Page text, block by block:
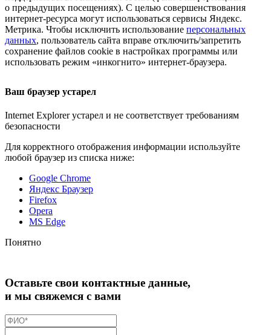
о предыдущих посещениях). С целью совершенствования
интернет-ресурса могут использоваться сервисы Яндекс.
Метрика. Чтобы исключить использование персональных
данных, пользователь сайта вправе отключить/запретить
сохранение файлов cookie в настройках программы или
использовать режим «инкогнито» интернет-браузера.
Ваш браузер устарел
Internet Explorer устарел и не соответствует требованиям
безопасности
Для корректного отображения информации используйте
любой браузер из списка ниже:
Google Chrome
Яндекс Браузер
Firefox
Opera
MS Edge
Понятно
Оставьте свои контактные данные,
и мы свяжемся с вами